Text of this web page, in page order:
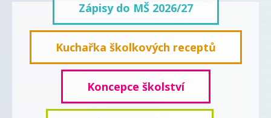
Zápisy do MŠ 2026/27
Kuchařka školkových receptů
Koncepce školství